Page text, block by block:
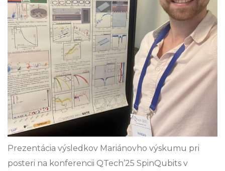
Prezentácia výsledkov Mariánovho výskumu pri
posteri na konferencii QTech’25 SpinQubits v